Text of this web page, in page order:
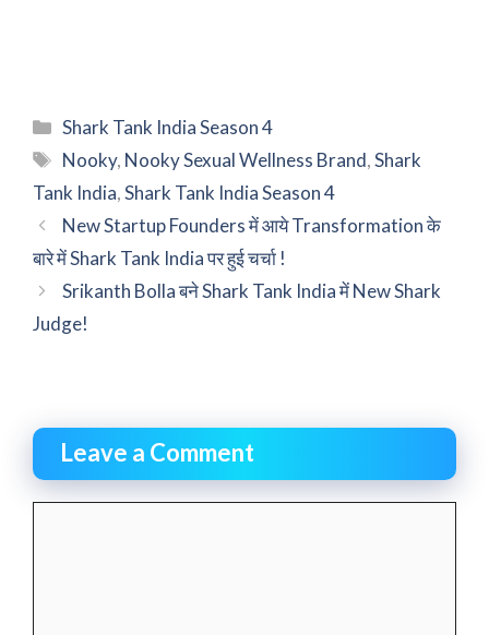
Categories
Shark Tank India Season 4
Tags
Nooky, Nooky Sexual Wellness Brand,Shark
Tank India,Shark Tank India Season 4
New Startup Founders में आये Transformation के
बारे में Shark Tank India पर हुई चर्चा !
Srikanth Bolla बने Shark Tank India में New Shark
Judge!
Leave a Comment